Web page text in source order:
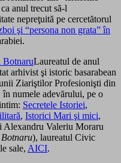
anul trecut să-l
nepreţuită pe cercetătorul
şi “persona non grata” în
Laureatul de anul
arhivist şi istoric basarabean
Ziariştilor Profesionişti din
în numele adevărului, pe o
Secretele Istoriei,
, Istorici Mari şi mici,
Alexandru Valeriu Moraru
), laureatul Civic
sale, AICI.